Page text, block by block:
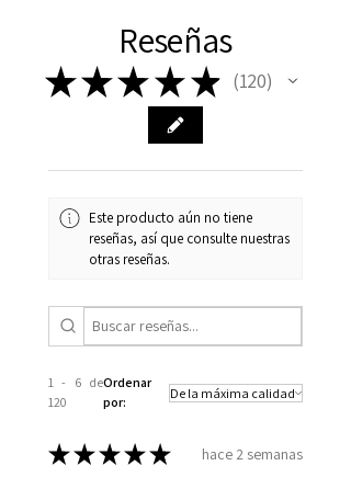
Reseñas
★★★ ★ ★ 120
120
Este producto aún no tiene
reseñas, así que consulte nuestras
otras reseñas.
1 - 6 de
120
Ordenar
por:
★★★★★ hace 2 semanas